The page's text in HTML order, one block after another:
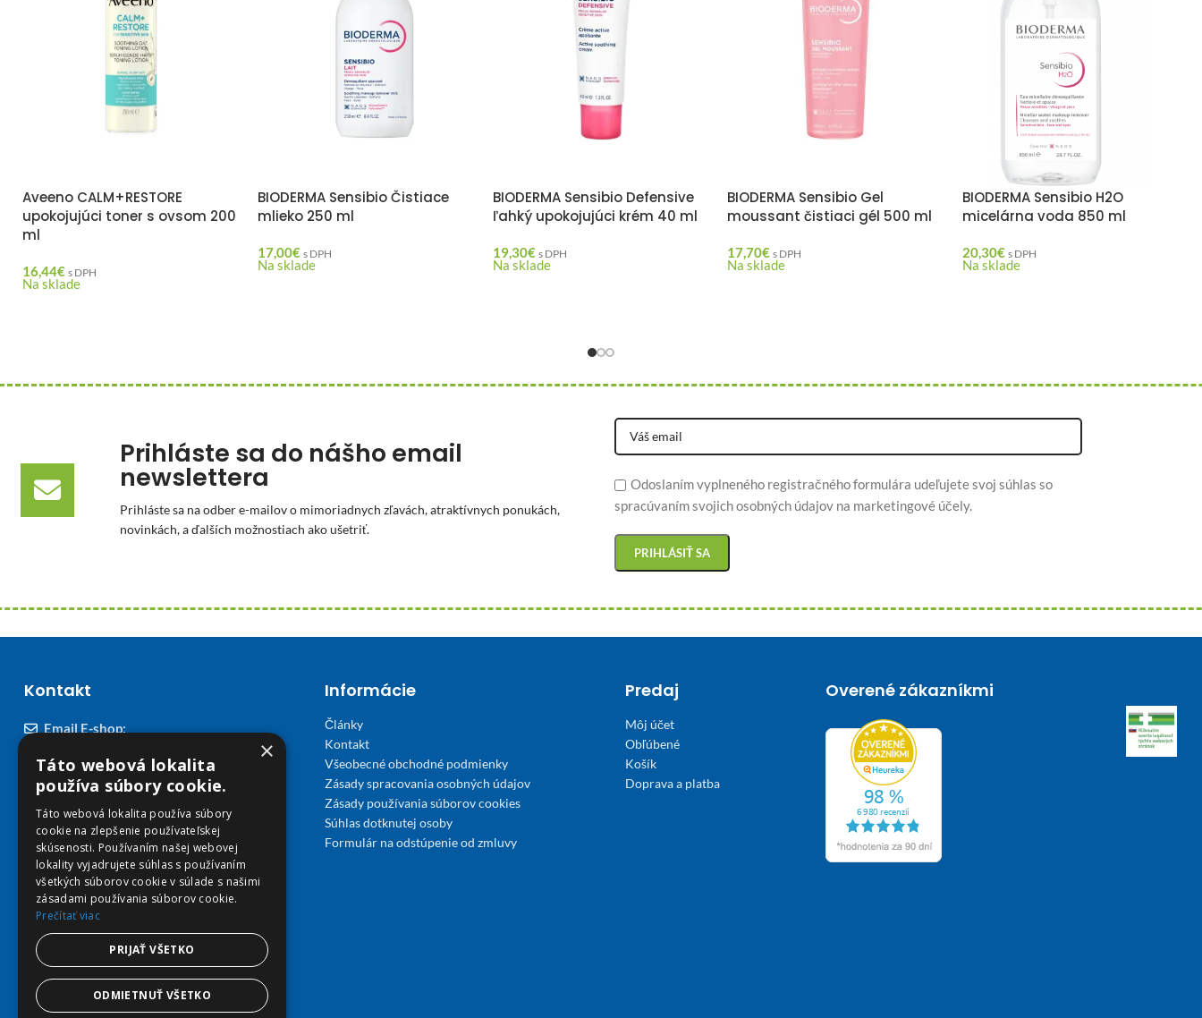
Aveeno CALM+RESTORE
upokojujúci toner s ovsom 200
ml
16,44€ s DPH
Na sklade
BIODERMA Sensibio Čistiace
mlieko 250 ml
17,00€ s DPH
Na sklade
BIODERMA Sensibio Defensive
ľahký upokojujúci krém 40 ml
19,30€ s DPH
Na sklade
BIODERMA Sensibio Gel
moussant čistiaci gél 500 ml
17,70€ s DPH
Na sklade
BIODERMA Sensibio H2O
micelárna voda 850 ml
20,30€ s DPH
Na sklade
Prihláste sa do nášho email
newslettera
Prihláste sa na odber e-mailov o mimoriadnych zľavách, atraktívnych ponukách,
novinkách, a ďalších možnostiach ako ušetriť.
Odoslaním vyplneného registračného formulára udeľujete svoj súhlas so
spracúvaním svojich osobných údajov na marketingové účely.
Kontakt
Email E-shop:
podpora@viplekaren.sk
Telefón E-shop:
0911 678 900(Po - Pia 7:30 - 15:30)
Telefón kamenná Lekáreň VIP Košice:
055 307 78 30
(Po - Ne 8:00 - 18:00)
Adresa Lekáreň VIP:
Severné nábrežie 45, 040 01 Košice
Informácie
Články
Kontakt
Všeobecné obchodné podmienky
Zásady spracovania osobných údajov
Zásady používania súborov cookies
Súhlas dotknutej osoby
Formulár na odstúpenie od zmluvy
Predaj
Môj účet
Obľúbené
Košík
Doprava a platba
Overené zákazníkmi
×
Táto webová lokalita
používa súbory cookie.
Táto webová lokalita používa súbory
cookie na zlepšenie používateľskej
skúsenosti. Používaním našej webovej
lokality vyjadrujete súhlas s používaním
všetkých súborov cookie v súlade s našimi
zásadami používania súborov cookie.
Prečítať viac
PRIJAŤ VŠETKO
ODMIETNUŤ VŠETKO